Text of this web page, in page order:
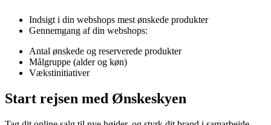
Indsigt i din webshops mest ønskede produkter
Gennemgang af din webshops:
Antal ønskede og reserverede produkter
Målgruppe (alder og køn)
Vækstinitiativer
Start rejsen med Ønskeskyen